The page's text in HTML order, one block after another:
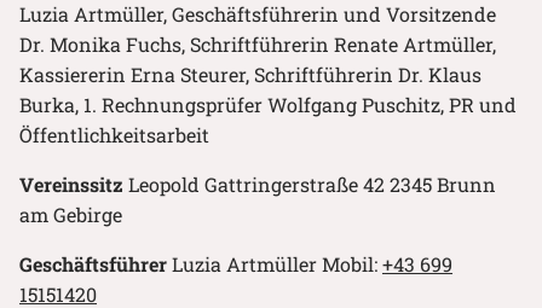
Luzia Artmüller, Geschäftsführerin und Vorsitzende
Dr. Monika Fuchs, Schriftführerin Renate Artmüller,
Kassiererin Erna Steurer, Schriftführerin Dr. Klaus
Burka, 1. Rechnungsprüfer Wolfgang Puschitz, PR und
Öffentlichkeitsarbeit
Vereinssitz Leopold Gattringerstraße 42 2345 Brunn
am Gebirge
GeschäftsführerLuzia Artmüller Mobil:+43 699
15151420